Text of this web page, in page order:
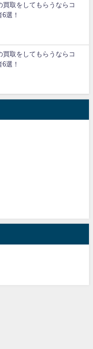
買取をしてもらうならコ
選！
買取をしてもらうならコ
選！